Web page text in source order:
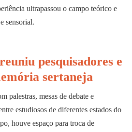
ultrapassou o campo teórico e
sensorial.
pesquisadores e
sertaneja
palestras, mesas de debate e
estudiosos de diferentes estados do
houve espaço para troca de